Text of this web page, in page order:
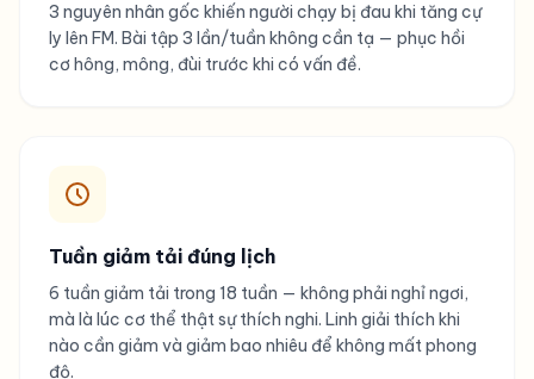
3 nguyên nhân gốc khiến người chạy bị đau khi tăng cự
ly lên FM. Bài tập 3 lần/tuần không cần tạ — phục hồi
cơ hông, mông, đùi trước khi có vấn đề.
Tuần giảm tải đúng lịch
6 tuần giảm tải trong 18 tuần — không phải nghỉ ngơi,
mà là lúc cơ thể thật sự thích nghi. Linh giải thích khi
nào cần giảm và giảm bao nhiêu để không mất phong
độ.